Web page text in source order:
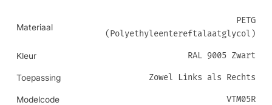
Materiaal
PETG
(Polyethyleentereftalaatglycol)
Kleur RAL 9005 Zwart
Toepassing Zowel Links als Rechts
Modelcode VTM05R